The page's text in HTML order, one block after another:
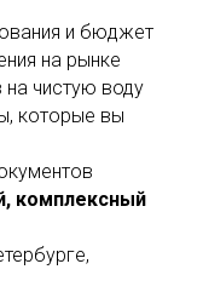
и бюджет
на рынке
чистую воду
которые вы
комплексный